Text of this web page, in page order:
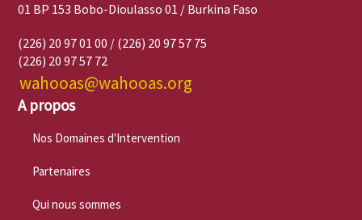
01 BP 153 Bobo-Dioulasso 01 / Burkina Faso
(226) 20 97 01 00 / (226) 20 97 57 75
(226) 20 97 57 72
wahooas@wahooas.org
A propos
Nos Domaines d'Intervention
Partenaires
Qui nous sommes